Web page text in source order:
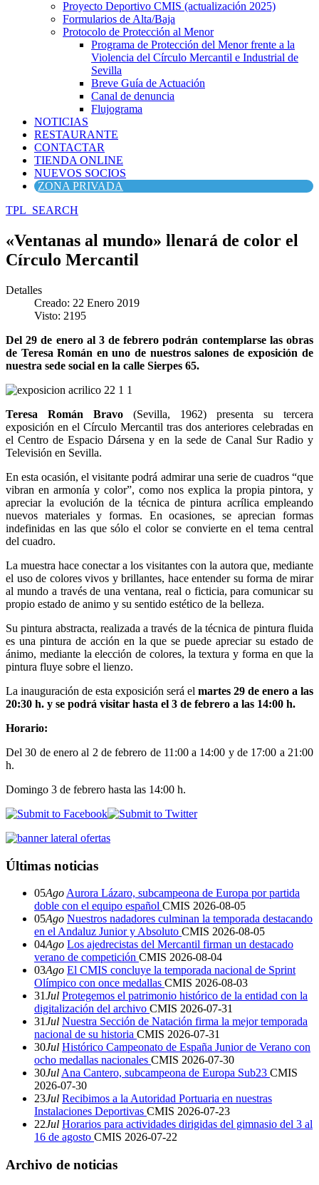
Proyecto Deportivo CMIS (actualización 2025)
Formularios de Alta/Baja
Protocolo de Protección al Menor
Programa de Protección del Menor frente a la
Violencia del Círculo Mercantil e Industrial de
Sevilla
Breve Guía de Actuación
Canal de denuncia
Flujograma
NOTICIAS
RESTAURANTE
CONTACTAR
TIENDA ONLINE
NUEVOS SOCIOS
ZONA PRIVADA
TPL_SEARCH
«Ventanas al mundo» llenará de color el
Círculo Mercantil
Detalles
Creado: 22 Enero 2019
Visto: 2195
Del 29 de enero al 3 de febrero podrán contemplarse las obras
de Teresa Román en uno de nuestros salones de exposición de
nuestra sede social en la calle Sierpes 65.
Teresa Román Bravo (Sevilla, 1962) presenta su tercera
exposición en el Círculo Mercantil tras dos anteriores celebradas en
el Centro de Espacio Dársena y en la sede de Canal Sur Radio y
Televisión en Sevilla.
En esta ocasión, el visitante podrá admirar una serie de cuadros “que
vibran en armonía y color”, como nos explica la propia pintora, y
apreciar la evolución de la técnica de pintura acrílica empleando
nuevos materiales y formas. En ocasiones, se aprecian formas
indefinidas en las que sólo el color se convierte en el tema central
del cuadro.
La muestra hace conectar a los visitantes con la autora que, mediante
el uso de colores vivos y brillantes, hace entender su forma de mirar
al mundo a través de una ventana, real o ficticia, para comunicar su
propio estado de animo y su sentido estético de la belleza.
Su pintura abstracta, realizada a través de la técnica de pintura fluida
es una pintura de acción en la que se puede apreciar su estado de
ánimo, mediante la elección de colores, la textura y forma en que la
pintura fluye sobre el lienzo.
La inauguración de esta exposición será el martes 29 de enero a las
20:30 h. y se podrá visitar hasta el 3 de febrero a las 14:00 h.
Horario:
Del 30 de enero al 2 de febrero de 11:00 a 14:00 y de 17:00 a 21:00
h.
Domingo 3 de febrero hasta las 14:00 h.
Últimas noticias
05Ago Aurora Lázaro, subcampeona de Europa por partida
doble con el equipo español CMIS 2026-08-05
05Ago Nuestros nadadores culminan la temporada destacando
en el Andaluz Junior y Absoluto CMIS 2026-08-05
04Ago Los ajedrecistas del Mercantil firman un destacado
verano de competición CMIS 2026-08-04
03Ago El CMIS concluye la temporada nacional de Sprint
Olímpico con once medallas CMIS 2026-08-03
31Jul Protegemos el patrimonio histórico de la entidad con la
digitalización del archivo CMIS 2026-07-31
31Jul Nuestra Sección de Natación firma la mejor temporada
nacional de su historia CMIS 2026-07-31
30Jul Histórico Campeonato de España Junior de Verano con
ocho medallas nacionales CMIS 2026-07-30
30Jul Ana Cantero, subcampeona de Europa Sub23 CMIS
2026-07-30
23Jul Recibimos a la Autoridad Portuaria en nuestras
Instalaciones Deportivas CMIS 2026-07-23
22Jul Horarios para actividades dirigidas del gimnasio del 3 al
16 de agosto CMIS 2026-07-22
Archivo de noticias